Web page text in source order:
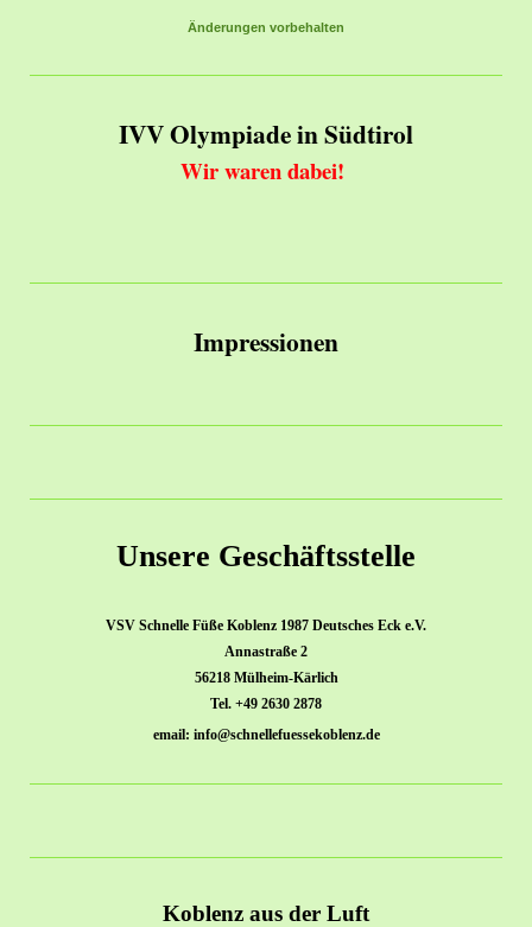
Änderungen vorbehalten
IVV Olympiade in Südtirol
Wir waren dabei!
Impressionen
Unsere Geschäftsstelle
VSV Schnelle Füße Koblenz 1987 Deutsches Eck e.V.
Annastraße 2
56218 Mülheim-Kärlich
Tel. +49 2630 2878
email: info@schnellefuessekoblenz.de
Koblenz aus der Luft